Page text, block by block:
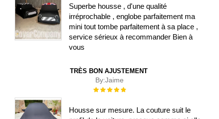
Superbe housse , d'une qualité
irréprochable , englobe parfaitement ma
mini tout tombe parfaitement à sa place ,
service sérieux à recommander Bien à
vous
TRÈS BON AJUSTEMENT
By:Jaime
Évaluation :
Housse sur mesure. La couture suit le